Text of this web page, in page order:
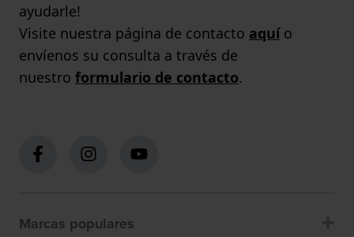
ayudarle!
Visite nuestra página de contacto aquío
envíenos su consulta a través de
nuestro formulario de contacto.
Marcas populares